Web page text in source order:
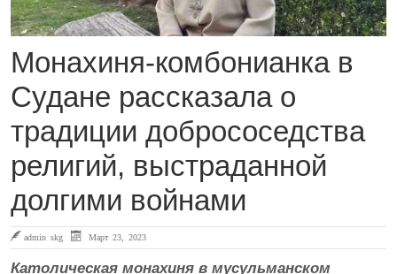
Монахиня-комбонианка в
Судане рассказала о
традиции добрососедства
религий, выстраданной
долгими войнами
admin skg Март 23, 2023
Католическая монахиня в мусульманском